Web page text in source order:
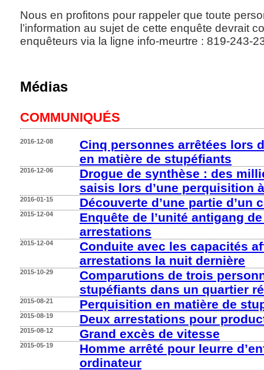
Nous en profitons pour rappeler que toute
l’information au sujet de cette enquête devrait
enquêteurs via la ligne info-meurtre : 819-243-
Médias
COMMUNIQUÉS
Cinq personnes arrêtées lors
en matière de stupéfiants
2016-12-08
Drogue de synthèse : des
saisis lors d’une perquisition
2016-12-06
Découverte d’une partie d’un
2016-01-15
Enquête de l’unité antigang
arrestations
2015-12-04
Conduite avec les capacités
arrestations la nuit dernière
2015-12-04
Comparutions de trois
stupéfiants dans un quartier
2015-10-29
Perquisition en matière de
2015-08-21
Deux arrestations pour
2015-08-19
Grand excès de vitesse
2015-08-12
Homme arrêté pour leurre
ordinateur
2015-05-19